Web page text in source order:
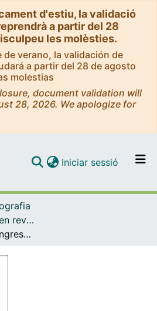
d'estiu, la validació
a partir del 28
les molèsties.
verano, la validación de
a partir del 28 de agosto
molestias
document validation will
28, 2026. We apologize for
Navega per tot el DD
Iniciar sessió (current)
Articles publicats en revistes (Geografia)
Crónica del XII Congreso de la Población Española. Barcelona 8-10 de Julio de 2010